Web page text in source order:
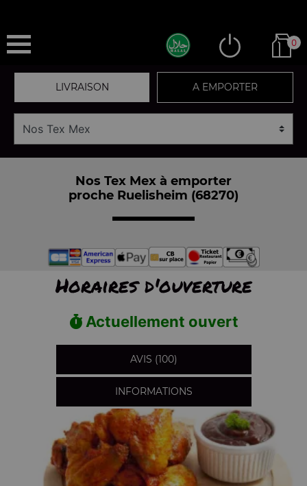
0
LIVRAISON A EMPORTER
Nos Tex Mex à emporter
proche Ruelisheim (68270)
Horaires d'ouverture
Actuellement ouvert
AVIS (100)
INFORMATIONS